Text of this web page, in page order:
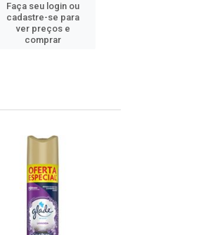
Faça seu login ou
cadastre-se para
ver preços e
comprar